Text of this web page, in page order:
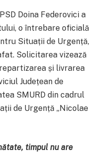
Doina Federovici a
o întrebare oficială
Situații de Urgență,
Solicitarea vizează
și livrarea
Județean de
SMURD din cadrul
de Urgență „Nicolae
timpul nu are